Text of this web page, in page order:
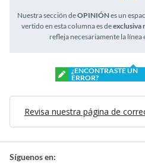
Nuestra sección deOPINIÓNes un
vertido en esta columna es deexclusiva
refleja necesariamente la
¿ENCONTRASTE UN
ERROR?
Revisa nuestra página de
Síguenos en: